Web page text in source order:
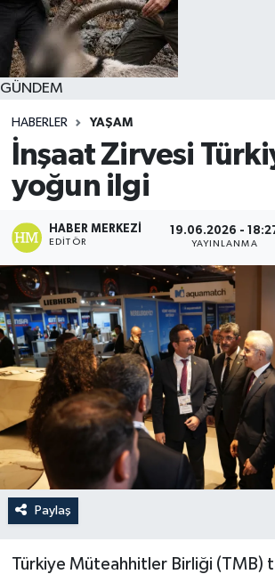
GÜNDEM
HABERLER YAŞAM
İnşaat Zirvesi
yoğun ilgi
HABER MERKEZI
EDITÖR
19.06.2026 -
YAYINLANMA
Paylaş
Türkiye Müteahhitler Birliği (TMB)